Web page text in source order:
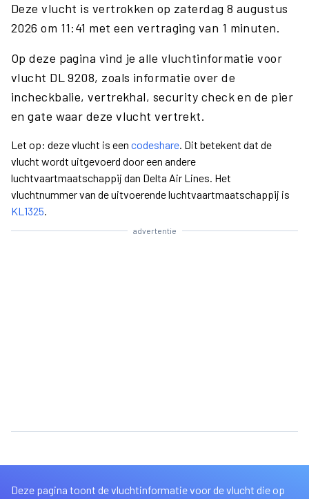
Deze vlucht is vertrokken op zaterdag 8 augustus
2026 om 11:41 met een vertraging van 1 minuten.
Op deze pagina vind je alle vluchtinformatie voor
vlucht DL 9208, zoals informatie over de
incheckbalie, vertrekhal, security check en de pier
en gate waar deze vlucht vertrekt.
Let op: deze vlucht is een codeshare. Dit betekent dat de
vlucht wordt uitgevoerd door een andere
luchtvaartmaatschappij dan Delta Air Lines. Het
vluchtnummer van de uitvoerende luchtvaartmaatschappij is
KL1325.
advertentie
Deze pagina toont de vluchtinformatie voor de vlucht die op